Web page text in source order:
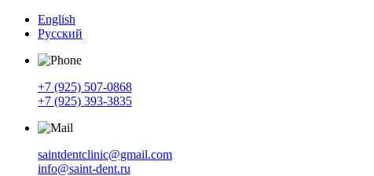
English
Русский
+7 (925) 507-0868
+7 (925) 393-3835
saintdentclinic@gmail.com
info@saint-dent.ru